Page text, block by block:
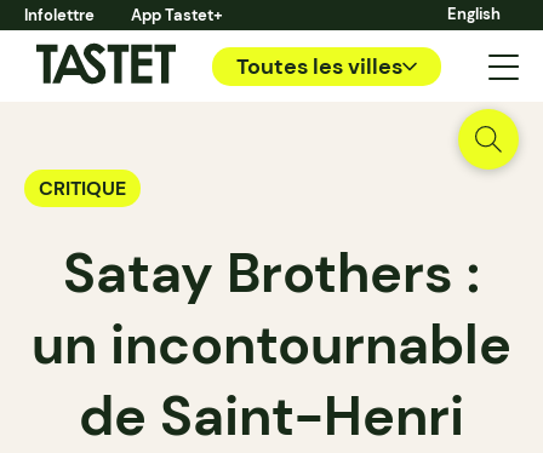
Infolettre App Tastet+ English
Toutes les villes
CRITIQUE
Satay Brothers :
un incontournable
de Saint-Henri